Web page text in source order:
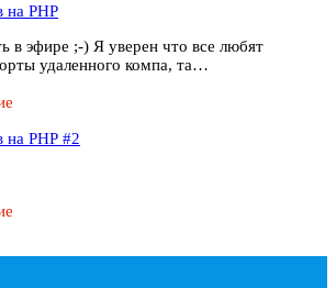
на РНР
в эфире ;-) Я уверен что все любят
удаленного компа, та…
на РНР #2